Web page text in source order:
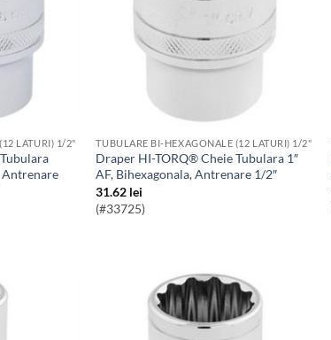
LATURI) 1/2"
Antrenare
TUBULARE BI-HEXAGONALE (12 LATURI) 1/2"
Draper HI-TORQ® Cheie Tubulara 1″
AF, Bihexagonala, Antrenare 1/2″
31.62 lei
(#33725)